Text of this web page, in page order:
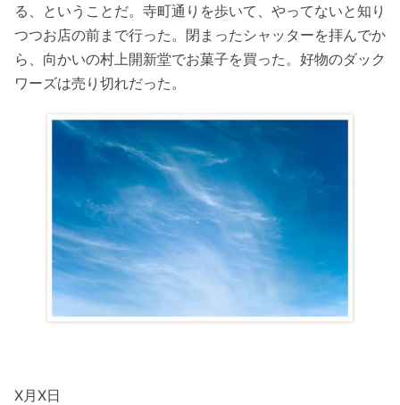
る、ということだ。寺町通りを歩いて、やってないと知り
つつお店の前まで行った。閉まったシャッターを拝んでか
ら、向かいの村上開新堂でお菓子を買った。好物のダック
ワーズは売り切れだった。
X月X日